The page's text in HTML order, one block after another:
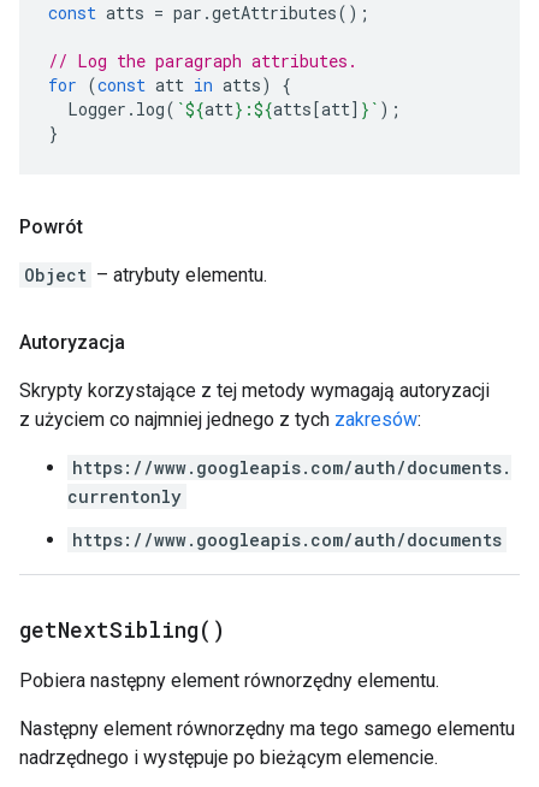
const atts = par .getAttributes();
// Log the paragraph attributes.
for (const att in atts)
{
Logger . log( `${att} :${atts[att] } ` );
}
Powrót
Object – atrybuty elementu.
Autoryzacja
Skrypty korzystające z tej metody wymagają autoryzacji
z użyciem co najmniej jednego z tych zakresów:
https://www.googleapis.com/auth/documents.
currentonly
https://www.googleapis.com/auth/documents
getNextSibling( )
Pobiera następny element równorzędny elementu.
Następny element równorzędny ma tego samego elementu
nadrzędnego i występuje po bieżącym elemencie.